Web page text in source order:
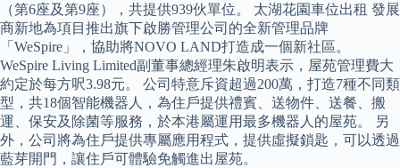
（第6座及第9座），共提供939伙單位。 太湖花園車位出租 發展
商新地為項目推出旗下啟勝管理公司的全新管理品牌
「WeSpire」，協助將NOVO LAND打造成一個新社區。
WeSpire Living Limited副董事總經理朱啟明表示，屋苑管理費大
約定於每方呎3.98元。 公司特意斥資超過200萬，打造7種不同類
型，共18個智能機器人，為住戶提供禮賓、送物件、送餐、搬
運、保安及除菌等服務，於本港屬運用最多機器人的屋苑。 另
外，公司將為住戶提供專屬應用程式，提供虛擬鎖匙，可以透過
藍芽開門，讓住戶可體驗免觸進出屋苑。